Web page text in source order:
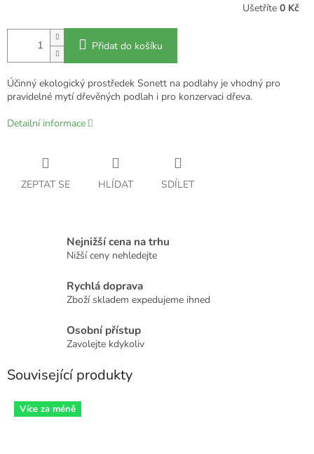
Ušetříte 0 Kč
Přidat do košíku
Účinný ekologický prostředek Sonett na podlahy je vhodný pro
pravidelné mytí dřevěných podlah i pro konzervaci dřeva.
Detailní informace
ZEPTAT SE HLÍDAT SDÍLET
Nejnižší cena na trhu
Nižší ceny nehledejte
Rychlá doprava
Zboží skladem expedujeme ihned
Osobní přístup
Zavolejte kdykoliv
Související produkty
Více za méně